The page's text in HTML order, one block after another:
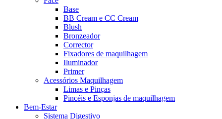
Base
BB Cream e CC Cream
Blush
Bronzeador
Corrector
Fixadores de maquilhagem
Iluminador
Primer
Acessórios Maquilhagem
Limas e Pinças
Pincéis e Esponjas de maquilhagem
Bem-Estar
Sistema Digestivo